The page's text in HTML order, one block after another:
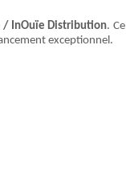
/ InOuïe Distribution. Ce
exceptionnel.